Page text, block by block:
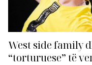
West side family
“torturuese” të